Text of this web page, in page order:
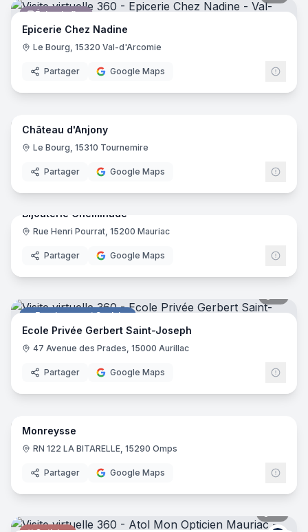
Épicerie fine
Epicerie Chez Nadine
Le Bourg, 15320 Val-d'Arcomie
Partager Google Maps
Musée
18
Château d'Anjony
Le Bourg, 15310 Tournemire
Partager Google Maps
Bijouterie
Bijouterie Cheminade
Rue Henri Pourrat, 15200 Mauriac
Partager Google Maps
Enseignement Scolaire
Ecole Privée Gerbert Saint-Joseph
47 Avenue des Prades, 15000 Aurillac
Partager Google Maps
Magasin de bricolage
35
Monreysse
RN 122 LA BITARELLE, 15290 Omps
Partager Google Maps